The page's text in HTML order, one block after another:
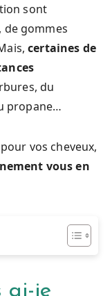
sont
de gommes
certaines de
du
propane…
vos cheveux,
vous en
ai-je